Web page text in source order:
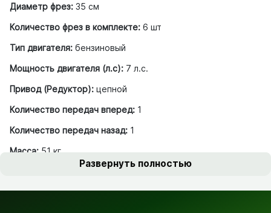
Диаметр фрез: 35 см
Количество фрез в комплекте: 6 шт
Тип двигателя: бензиновый
Мощность двигателя (л.с): 7 л.с.
Привод (Редуктор): цепной
Количество передач вперед: 1
Количество передач назад: 1
Масса: 51 кг
Развернуть полностью